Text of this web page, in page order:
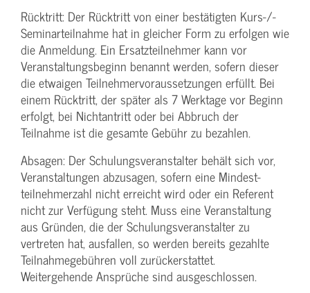
Rücktritt: Der Rücktritt von einer bestätigten Kurs-/­
Seminarteilnahme hat in gleicher Form zu erfolgen wie
die Anmeldung. Ein Ersatzteilnehmer kann vor
Veranstaltungs­beginn benannt werden, sofern dieser
die etwaigen Teilnehmer­voraussetzungen erfüllt. Bei
einem Rücktritt, der später als 7 Werktage vor Beginn
erfolgt, bei Nichtantritt oder bei Abbruch der
Teilnahme ist die gesamte Gebühr zu bezahlen.
Absagen: Der Schulungs­veranstalter behält sich vor,
Veranstaltungen abzusagen, sofern eine Mindest­
teilnehmerzahl nicht erreicht wird oder ein Referent
nicht zur Verfügung steht. Muss eine Veranstaltung
aus Gründen, die der Schulungs­veranstalter zu
vertreten hat, ausfallen, so werden bereits gezahlte
Teilnahme­gebühren voll zurückerstattet.
Weitergehende Ansprüche sind ausgeschlossen.